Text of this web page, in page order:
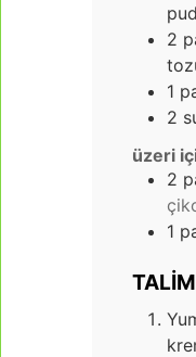
2
1
2
üzeri
2
1